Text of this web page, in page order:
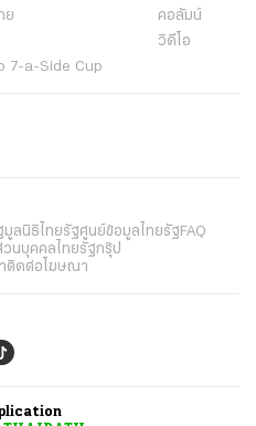
ย
คอลัมน์
วิดีโอ
7-a-Side Cup
มูลนิธิไทยรัฐศูนย์ข้อมูลไทยรัฐ FAQ
นบุคคลไทยรัฐกรุ๊ป
ติดต่อโฆษณา